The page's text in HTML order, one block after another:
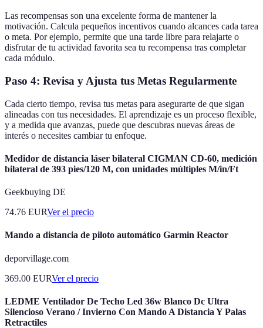
Las recompensas son una excelente forma de mantener la
motivación. Calcula pequeños incentivos cuando alcances cada tarea
o meta. Por ejemplo, permite que una tarde libre para relajarte o
disfrutar de tu actividad favorita sea tu recompensa tras completar
cada módulo.
Paso 4: Revisa y Ajusta tus Metas Regularmente
Cada cierto tiempo, revisa tus metas para asegurarte de que sigan
alineadas con tus necesidades. El aprendizaje es un proceso flexible,
y a medida que avanzas, puede que descubras nuevas áreas de
interés o necesites cambiar tu enfoque.
Medidor de distancia láser bilateral CIGMAN CD-60, medición
bilateral de 393 pies/120 M, con unidades múltiples M/in/Ft
Geekbuying DE
74.76 EURVer el precio
Mando a distancia de piloto automático Garmin Reactor
deporvillage.com
369.00 EURVer el precio
LEDME Ventilador De Techo Led 36w Blanco Dc Ultra
Silencioso Verano / Invierno Con Mando A Distancia Y Palas
Retractiles